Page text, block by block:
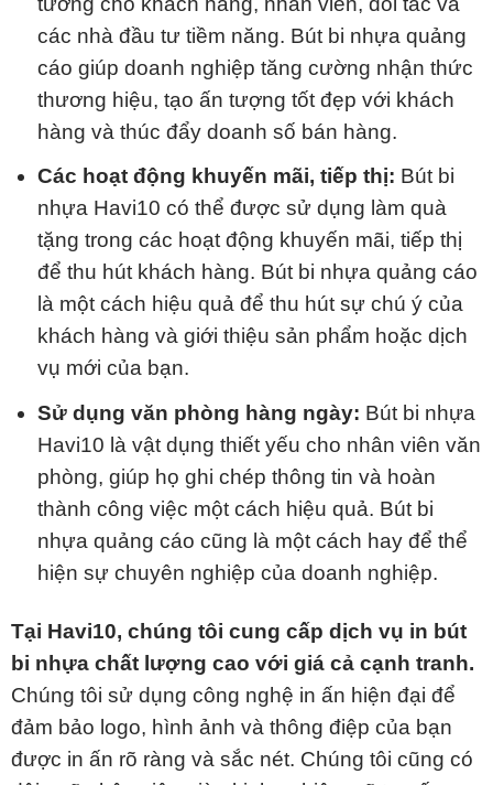
các nhà đầu tư tiềm năng. Bút bi nhựa quảng
cáo giúp doanh nghiệp tăng cường nhận thức
thương hiệu, tạo ấn tượng tốt đẹp với khách
hàng và thúc đẩy doanh số bán hàng.
Các hoạt động khuyến mãi, tiếp thị: Bút bi
nhựa Havi10 có thể được sử dụng làm quà
tặng trong các hoạt động khuyến mãi, tiếp thị
để thu hút khách hàng. Bút bi nhựa quảng cáo
là một cách hiệu quả để thu hút sự chú ý của
khách hàng và giới thiệu sản phẩm hoặc dịch
vụ mới của bạn.
Sử dụng văn phòng hàng ngày: Bút bi nhựa
Havi10 là vật dụng thiết yếu cho nhân viên văn
phòng, giúp họ ghi chép thông tin và hoàn
thành công việc một cách hiệu quả. Bút bi
nhựa quảng cáo cũng là một cách hay để thể
hiện sự chuyên nghiệp của doanh nghiệp.
Tại Havi10, chúng tôi cung cấp dịch vụ in bút
bi nhựa chất lượng cao với giá cả cạnh tranh.
Chúng tôi sử dụng công nghệ in ấn hiện đại để
đảm bảo logo, hình ảnh và thông điệp của bạn
được in ấn rõ ràng và sắc nét. Chúng tôi cũng có